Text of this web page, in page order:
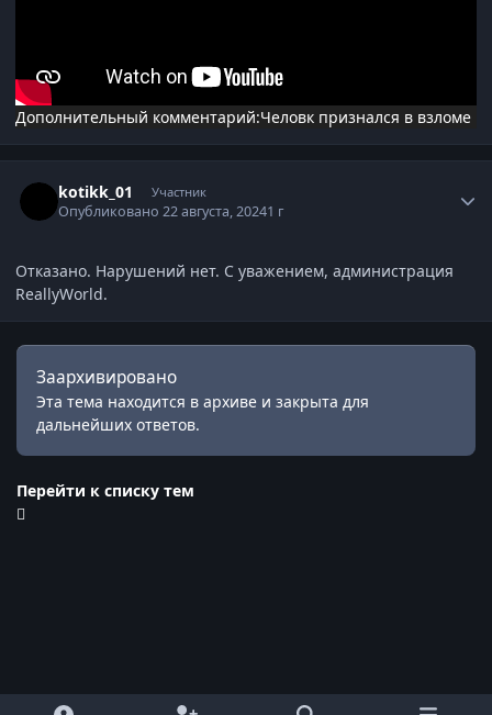
Дополнительный комментарий:Человк признался в взломе
kotikk_01 Участник
Опубликовано22 августа, 20241 г
Отказано. Нарушений нет. С уважением, администрация
ReallyWorld.
Заархивировано
Эта тема находится в архиве и закрыта для
дальнейших ответов.
Перейти к списку тем